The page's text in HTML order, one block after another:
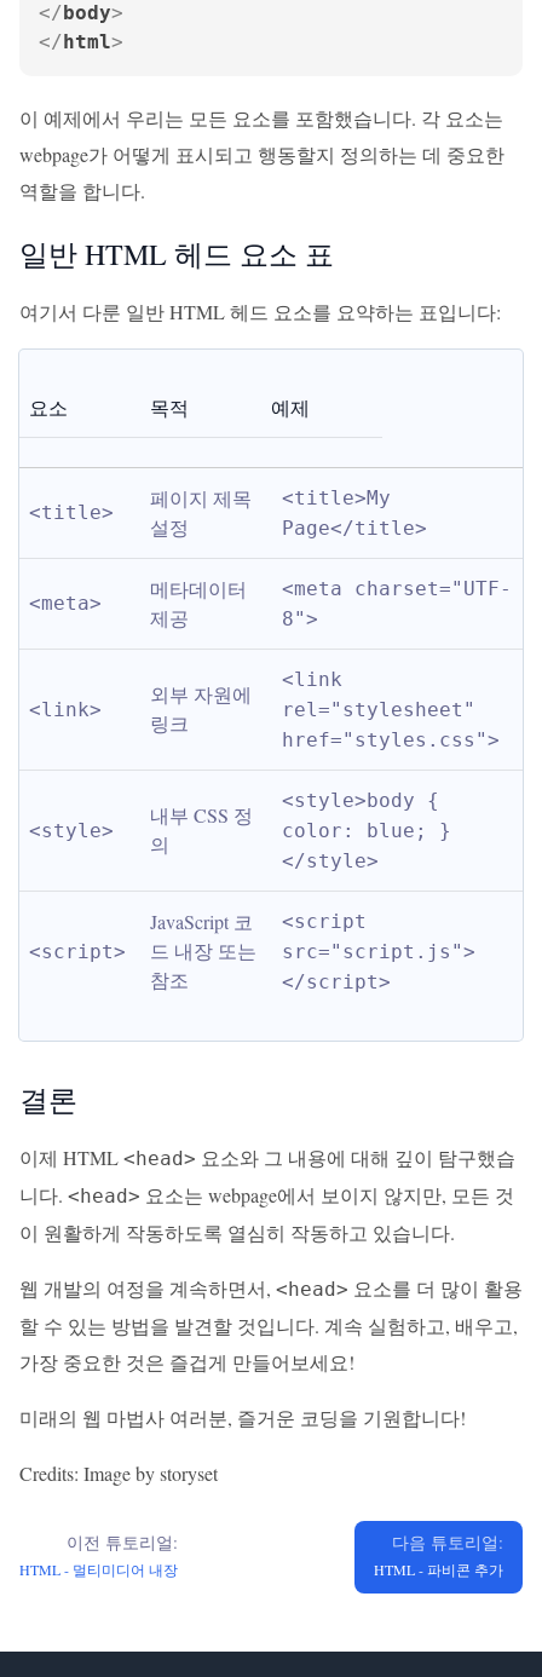
</body>
</html>
이 예제에서 우리는 모든 요소를 포함했습니다. 각 요소는
webpage가 어떻게 표시되고 행동할지 정의하는 데 중요한
역할을 합니다.
일반 HTML 헤드 요소 표
여기서 다룬 일반 HTML 헤드 요소를 요약하는 표입니다:
요소 목적 예제
<title>
페이지 제목
설정
<title>My
Page</title>
<meta>
메타데이터
제공
<meta charset="UTF-
8">
<link>
외부 자원에
링크
<link
rel="stylesheet"
href="styles.css">
<style>
내부 CSS 정
의
<style>body {
color: blue; }
</style>
<script>
JavaScript 코
드 내장 또는
참조
<script
src="script.js">
</script>
결론
이제 HTML <head> 요소와 그 내용에 대해 깊이 탐구했습
니다. <head> 요소는 webpage에서 보이지 않지만, 모든 것
이 원활하게 작동하도록 열심히 작동하고 있습니다.
웹 개발의 여정을 계속하면서, <head> 요소를 더 많이 활용
할 수 있는 방법을 발견할 것입니다. 계속 실험하고, 배우고,
가장 중요한 것은 즐겁게 만들어보세요!
미래의 웹 마법사 여러분, 즐거운 코딩을 기원합니다!
Credits: Image by storyset
이전 튜토리얼:
HTML - 멀티미디어 내장
다음 튜토리얼:
HTML - 파비콘 추가